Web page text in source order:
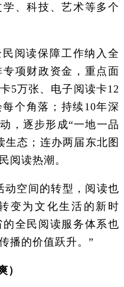
、科技、艺术等多个
阅读保障工作纳入全
项财政资金，重点面
5万张、电子阅读卡12
个角落；持续10年深
，逐步形成“一地一品
生态；连办两届东北图
阅读热潮。
动空间的转型，阅读也
变为文化生活的新时
全民阅读服务体系也
播的价值跃升。”
）